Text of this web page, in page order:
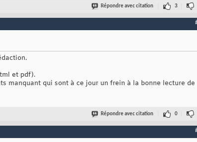
Répondre avec citation 3
et pdf).
manquant qui sont à ce jour un frein à la bonne lecture de
Répondre avec citation 0